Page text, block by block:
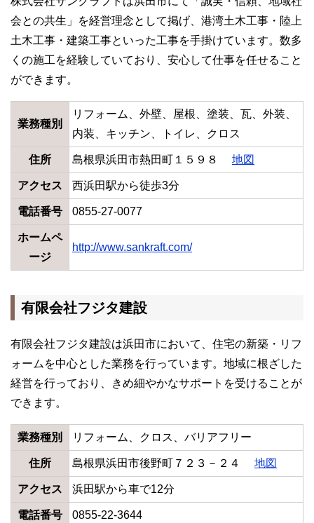
会との共生」を経営理念として掲げ、港湾土木工事・陸上
土木工事・建築工事といった工事を手掛けています。数多
くの施工を経験していており、安心して仕事を任せること
ができます。
業務種別
リフォーム、外壁、屋根、塗装、瓦、外装、
内装、キッチン、トイレ、クロス
住所 島根県浜田市熱田町１５９８ 地図
アクセス 西浜田駅から徒歩3分
電話番号 0855-27-0077
ホームペ
ージ
http://www.sankraft.com/
有限会社フジタ建設
有限会社フジタ建設は浜田市において、住宅の新築・リフ
ォームを中心とした業務を行っています。地域に根ざした
経営を行っており、きめ細やかなサポートを受けることが
できます。
業務種別 リフォーム、クロス、バリアフリー
住所 島根県浜田市後野町７２３－２４ 地図
アクセス 浜田駅から車で12分
電話番号 0855-22-3644